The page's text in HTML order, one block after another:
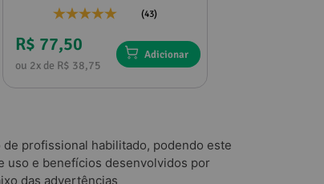
(43)
R$ 77,50
ou 2x de R$ 38,75
Adicionar
profissional habilitado, podendo este
uso e benefícios desenvolvidos por
das advertências